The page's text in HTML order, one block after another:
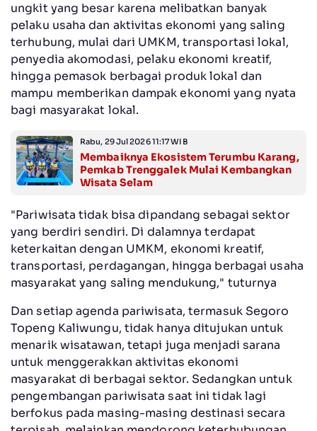
ungkit yang besar karena melibatkan banyak
pelaku usaha dan aktivitas ekonomi yang saling
terhubung, mulai dari UMKM, transportasi lokal,
penyedia akomodasi, pelaku ekonomi kreatif,
hingga pemasok berbagai produk lokal dan
mampu memberikan dampak ekonomi yang nyata
bagi masyarakat lokal.
Rabu, 29 Jul 2026 11:17 WIB
Membaiknya Ekosistem Terumbu Karang,
Pemkab Trenggalek Mulai Kembangkan
Wisata Selam
"Pariwisata tidak bisa dipandang sebagai sektor
yang berdiri sendiri. Di dalamnya terdapat
keterkaitan dengan UMKM, ekonomi kreatif,
transportasi, perdagangan, hingga berbagai usaha
masyarakat yang saling mendukung," tuturnya
Dan setiap agenda pariwisata, termasuk Segoro
Topeng Kaliwungu, tidak hanya ditujukan untuk
menarik wisatawan, tetapi juga menjadi sarana
untuk menggerakkan aktivitas ekonomi
masyarakat di berbagai sektor. Sedangkan untuk
pengembangan pariwisata saat ini tidak lagi
berfokus pada masing-masing destinasi secara